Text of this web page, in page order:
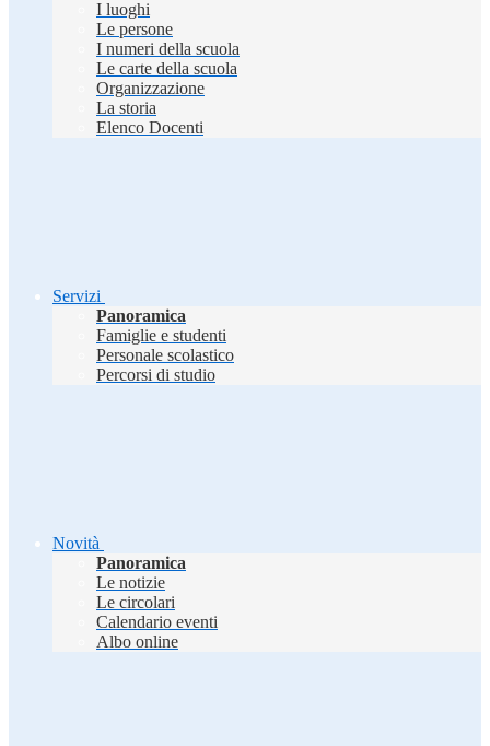
I luoghi
Le persone
I numeri della scuola
Le carte della scuola
Organizzazione
La storia
Elenco Docenti
Servizi
Panoramica
Famiglie e studenti
Personale scolastico
Percorsi di studio
Novità
Panoramica
Le notizie
Le circolari
Calendario eventi
Albo online